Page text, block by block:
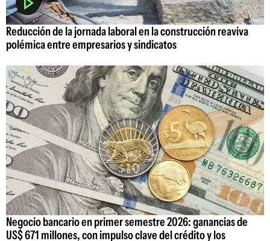
Reducción de la jornada laboral en la construcción reaviva
polémica entre empresarios y sindicatos
Negocio bancario en primer semestre 2026: ganancias de
US$ 671 millones, con impulso clave del crédito y los